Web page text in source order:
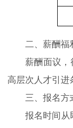
二、薪酬福
薪酬面议，
高层次人才引进
三、报名方
报名时间从